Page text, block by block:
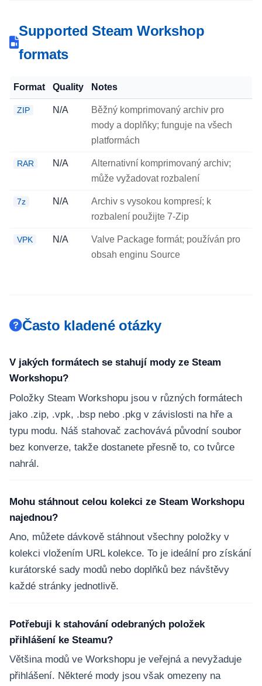
Supported Steam Workshop
formats
Format Quality Notes
ZIP N/A
Běžný komprimovaný archiv pro
mody a doplňky; funguje na všech
platformách
RAR N/A
Alternativní komprimovaný archiv;
může vyžadovat rozbalení
7z N/A
Archiv s vysokou kompresí; k
rozbalení použijte 7-Zip
VPK N/A
Valve Package formát; používán pro
obsah enginu Source
Často kladené otázky
V jakých formátech se stahují mody ze Steam
Workshopu?
Položky Steam Workshopu jsou v různých formátech
jako .zip, .vpk, .bsp nebo .pkg v závislosti na hře a
typu modu. Náš stahovač zachovává původní soubor
bez konverze, takže dostanete přesně to, co tvůrce
nahrál.
Mohu stáhnout celou kolekci ze Steam Workshopu
najednou?
Ano, můžete dávkově stáhnout všechny položky v
kolekci vložením URL kolekce. To je ideální pro získání
kurátorské sady modů nebo doplňků bez návštěvy
každé stránky jednotlivě.
Potřebuji k stahování odebraných položek
přihlášení ke Steamu?
Většina modů ve Workshopu je veřejná a nevyžaduje
přihlášení. Některé mody jsou však omezeny na